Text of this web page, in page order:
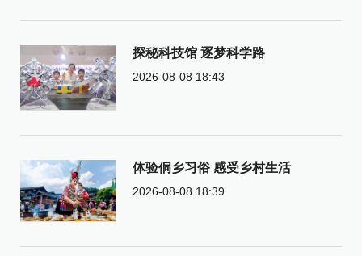
探秘科技馆 逐梦科学路
2026-08-08 18:43
体验侗乡习俗 感受乡村生活
2026-08-08 18:39